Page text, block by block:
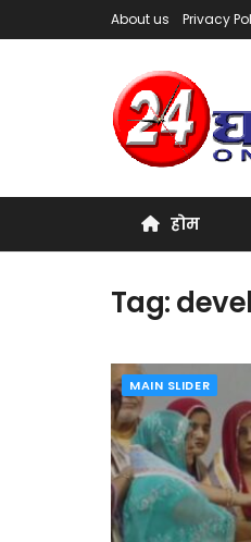
About us Privacy
होम
Tag:
MAIN SLIDER